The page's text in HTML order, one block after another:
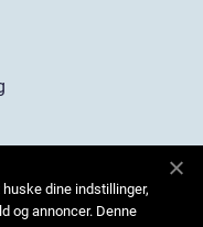
dine indstillinger,
og annoncer. Denne